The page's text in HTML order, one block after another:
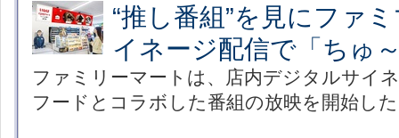
“推し番組”を見にファ
イネージ配信で「ちゅ
ファミリーマートは、店内デジタルサイ
フードとコラボした番組の放映を開始し